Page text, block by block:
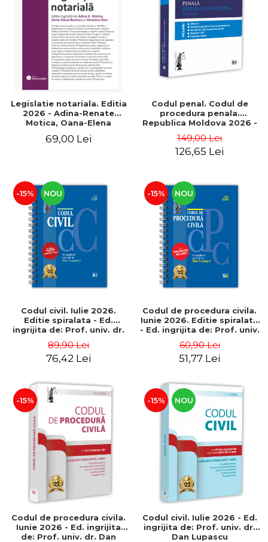
ADMINISTRATIVE
ȘTIINȚE ECONOMICE
ȘTIINȚE EXACTE
EDUCAȚIE FIZICĂ ȘI SPORT
PREUNIVERSITARIA
ÎN CURS DE APARIȚIE
NOUTĂȚI
PACHETE DE STUDIU
Cum Cumpăr
Politica de Retur
Formular de Retur
Distribuitori
Legislatie notariala. Editia
2026 - Adina-Renate
Motica, Oana-Elena
69,00 Lei
Codul penal. Codul de
procedura penala.
Republica Moldova 2026 -
Dolea, Sergiu Brinza,
Gheorghe Renita
149,00 Lei
126,65 Lei
-15% NOU
Codul civil. Iulie 2026.
Editie spiralata - Ed.
ingrijita de: Prof. univ. dr.
89,90 Lei
76,42 Lei
-15% NOU
Codul de procedura civila.
Iunie 2026. Editie spiralata
- Ed. ingrijita de: Prof. univ.
60,90 Lei
51,77 Lei
-15%
Codul de procedura civila.
Iunie 2026 - Ed. ingrijita
de: Prof. univ. dr. Dan
-15% NOU
Codul civil. Iulie 2026 - Ed.
ingrijita de: Prof. univ. dr.
Dan Lupascu